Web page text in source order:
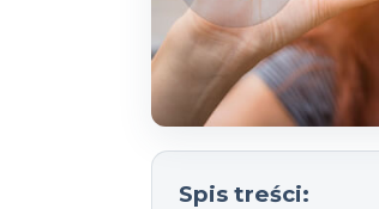
Spis treści: